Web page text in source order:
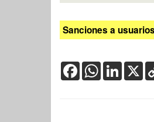
Sanciones a
FacebookWhatsAppX